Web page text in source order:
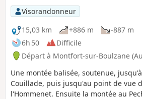
Visorandonneur
15,03 km
+886 m
-887 m
6h 50
Difficile
Départ à Montfort-sur-Boulzane
Une montée balisée, soutenue,
Couillade, puis jusqu'au point de vue
l'Hommenet. Ensuite la montée au